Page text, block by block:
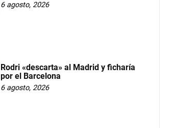
6 agosto, 2026
Rodri «descarta» al Madrid y ficharía
por el Barcelona
6 agosto, 2026